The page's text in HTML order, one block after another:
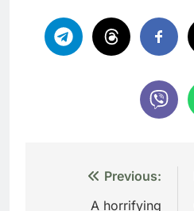
Навигация
Previous:
A horrifying